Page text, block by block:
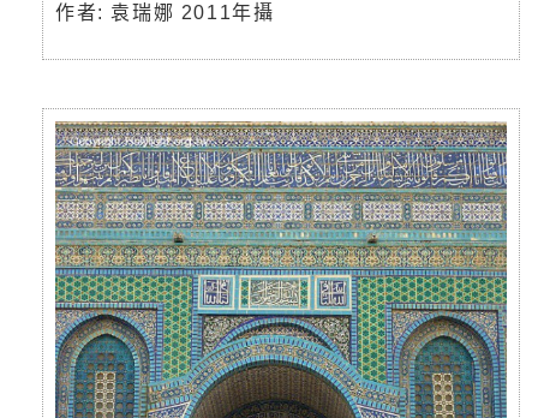
作者: 袁瑞娜 2011年攝